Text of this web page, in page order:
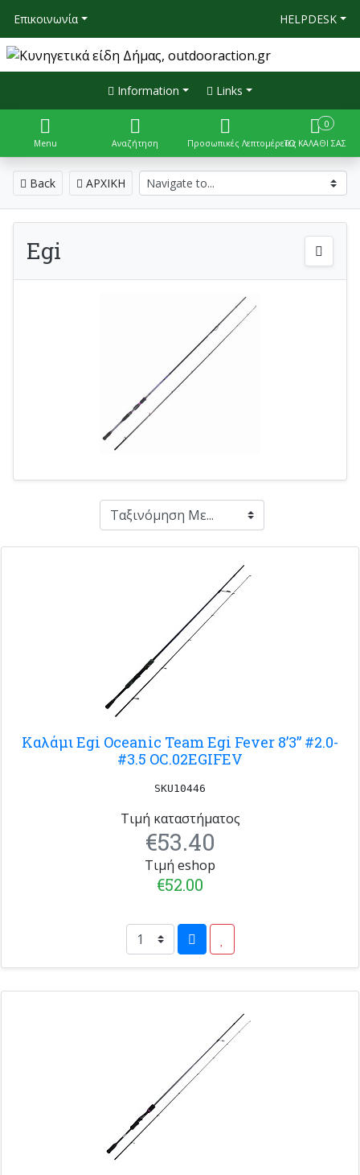
Επικοινωνία HELPDESK
Information Links
Menu Αναζήτηση Προσωπικές Λεπτομέρειες
0
ΤΟ ΚΑΛΑΘΙ ΣΑΣ
Back ΑΡΧΙΚΗ
Egi
Καλάμι Egi Oceanic Team Egi Fever 8’3” #2.0-
#3.5 OC.02EGIFEV
SKU10446
Τιμή καταστήματος
€53.40
Τιμή eshop
€52.00